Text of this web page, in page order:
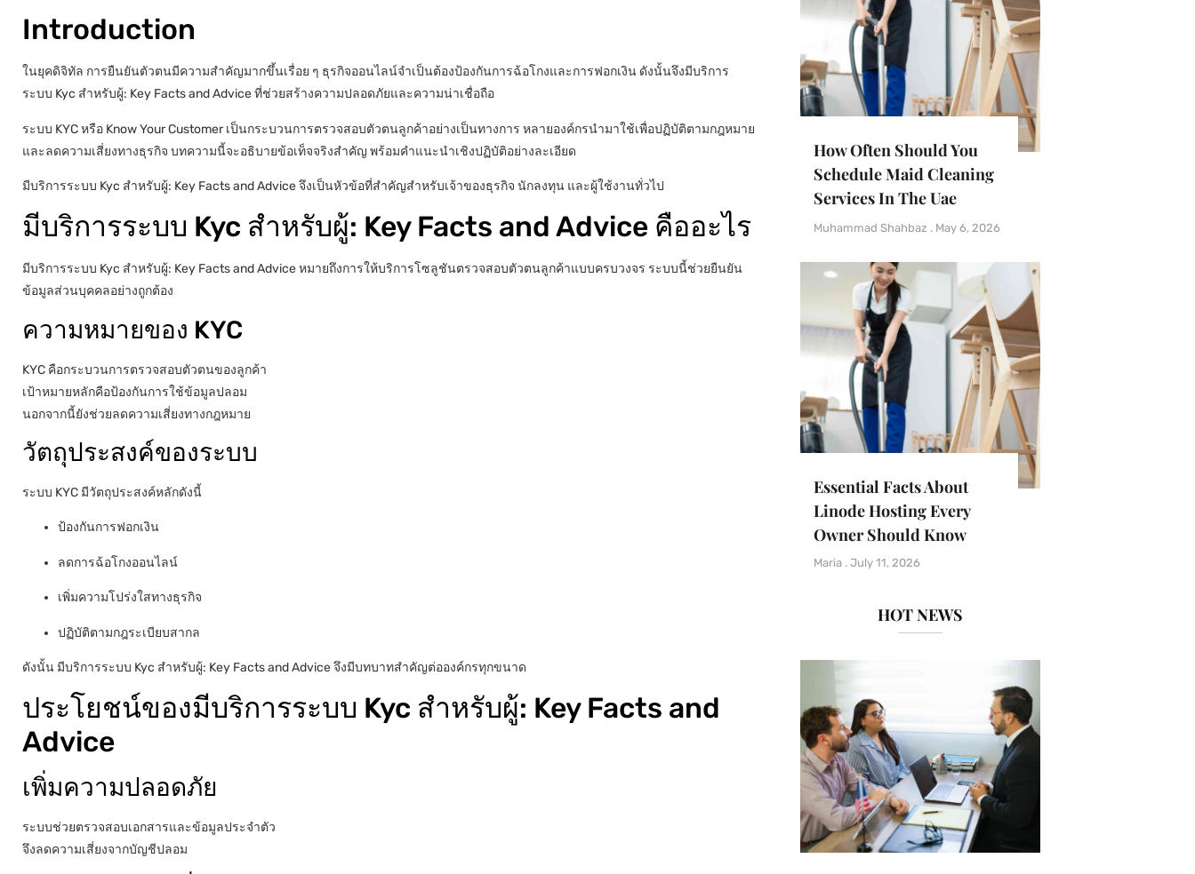
Introduction
ในยุคดิจิทัล การยืนยันตัวตนมีความสำคัญมากขึ้นเรื่อย ๆ ธุรกิจออนไลน์จำเป็นต้องป้องกันการฉ้อโกงและการฟอกเงิน ดังนั้นจึงมีบริการ
ระบบ Kyc สำหรับผู้: Key Facts and Advice ที่ช่วยสร้างความปลอดภัยและความน่าเชื่อถือ
ระบบ KYC หรือ Know Your Customer เป็นกระบวนการตรวจสอบตัวตนลูกค้าอย่างเป็นทางการ หลายองค์กรนำมาใช้เพื่อปฏิบัติตามกฎหมาย
และลดความเสี่ยงทางธุรกิจ บทความนี้จะอธิบายข้อเท็จจริงสำคัญ พร้อมคำแนะนำเชิงปฏิบัติอย่างละเอียด
มีบริการระบบ Kyc สำหรับผู้: Key Facts and Advice จึงเป็นหัวข้อที่สำคัญสำหรับเจ้าของธุรกิจ นักลงทุน และผู้ใช้งานทั่วไป
มีบริการระบบ Kyc สำหรับผู้: Key Facts and Advice คืออะไร
มีบริการระบบ Kyc สำหรับผู้: Key Facts and Advice หมายถึงการให้บริการโซลูชันตรวจสอบตัวตนลูกค้าแบบครบวงจร ระบบนี้ช่วยยืนยัน
ข้อมูลส่วนบุคคลอย่างถูกต้อง
ความหมายของ KYC
KYC คือกระบวนการตรวจสอบตัวตนของลูกค้า
เป้าหมายหลักคือป้องกันการใช้ข้อมูลปลอม
นอกจากนี้ยังช่วยลดความเสี่ยงทางกฎหมาย
วัตถุประสงค์ของระบบ
ระบบ KYC มีวัตถุประสงค์หลักดังนี้
ป้องกันการฟอกเงิน
ลดการฉ้อโกงออนไลน์
เพิ่มความโปร่งใสทางธุรกิจ
ปฏิบัติตามกฎระเบียบสากล
ดังนั้น มีบริการระบบ Kyc สำหรับผู้: Key Facts and Advice จึงมีบทบาทสำคัญต่อองค์กรทุกขนาด
ประโยชน์ของมีบริการระบบ Kyc สำหรับผู้: Key Facts and
Advice
เพิ่มความปลอดภัย
ระบบช่วยตรวจสอบเอกสารและข้อมูลประจำตัว
จึงลดความเสี่ยงจากบัญชีปลอม
How Often Should You
Schedule Maid Cleaning
Services In The Uae
Muhammad Shahbaz May 6, 2026
Essential Facts About
Linode Hosting Every
Owner Should Know
Maria July 11, 2026
HOT NEWS